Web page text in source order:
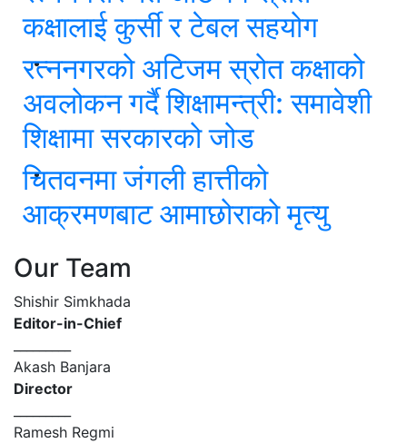
कक्षालाई कुर्सी र टेबल सहयोग
रत्ननगरको अटिजम स्रोत कक्षाको
अवलोकन गर्दै शिक्षामन्त्री: समावेशी
शिक्षामा सरकारको जोड
चितवनमा जंगली हात्तीको
आक्रमणबाट आमाछोराको मृत्यु
Our Team
Shishir Simkhada
Editor-in-Chief
Akash Banjara
Director
Ramesh Regmi